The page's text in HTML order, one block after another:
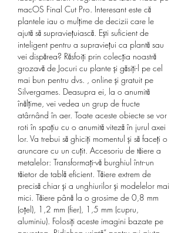
macOS Final Cut Pro. Interesant este că
plantele iau o mulțime de decizii care le
ajută să supraviețuiască. Ești suficient de
inteligent pentru a supraviețui ca plantă sau
vei dispărea? Răsfoiți prin colecția noastră
grozavă de Jocuri cu plante și găsiți-l pe cel
mai bun pentru dvs. , online și gratuit pe
Silvergames. Deasupra ei, la o anumită
înălțime, vei vedea un grup de fructe
atârnând în aer. Toate aceste obiecte se vor
roti în spațiu cu o anumită viteză în jurul axei
lor. Va trebui să ghiciți momentul și să faceți o
aruncare cu un cuțit. Accesoriu de tăiere a
metalelor: Transformați-vă burghiul într-un
tăietor de tablă eficient. Tăiere extrem de
precisă chiar și a unghiurilor și modelelor mai
mici. Tăiere până la o grosime de 0,8 mm
(oțel), 1,2 mm (fier), 1,5 mm (cupru,
aluminiu). Folosiți aceste imagini bazate pe